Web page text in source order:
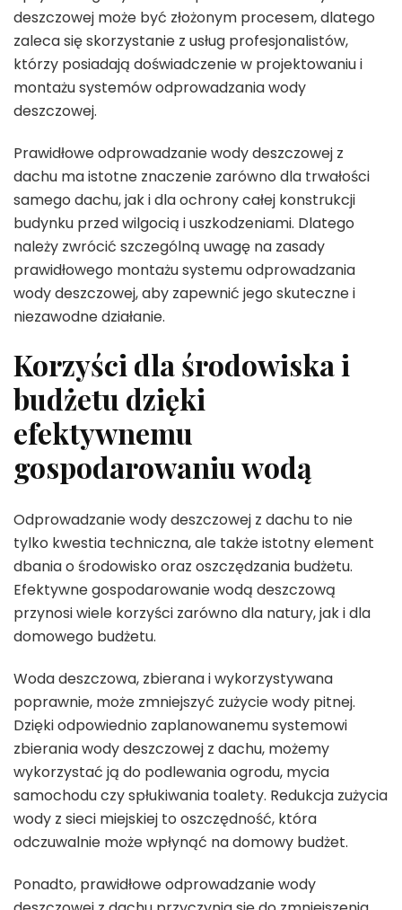
deszczowej może być złożonym procesem, dlatego
zaleca się skorzystanie z usług profesjonalistów,
którzy posiadają doświadczenie w projektowaniu i
montażu systemów odprowadzania wody
deszczowej.
Prawidłowe odprowadzanie wody deszczowej z
dachu ma istotne znaczenie zarówno dla trwałości
samego dachu, jak i dla ochrony całej konstrukcji
budynku przed wilgocią i uszkodzeniami. Dlatego
należy zwrócić szczególną uwagę na zasady
prawidłowego montażu systemu odprowadzania
wody deszczowej, aby zapewnić jego skuteczne i
niezawodne działanie.
Korzyści dla środowiska i
budżetu dzięki
efektywnemu
gospodarowaniu wodą
Odprowadzanie wody deszczowej z dachu to nie
tylko kwestia techniczna, ale także istotny element
dbania o środowisko oraz oszczędzania budżetu.
Efektywne gospodarowanie wodą deszczową
przynosi wiele korzyści zarówno dla natury, jak i dla
domowego budżetu.
Woda deszczowa, zbierana i wykorzystywana
poprawnie, może zmniejszyć zużycie wody pitnej.
Dzięki odpowiednio zaplanowanemu systemowi
zbierania wody deszczowej z dachu, możemy
wykorzystać ją do podlewania ogrodu, mycia
samochodu czy spłukiwania toalety. Redukcja zużycia
wody z sieci miejskiej to oszczędność, która
odczuwalnie może wpłynąć na domowy budżet.
Ponadto, prawidłowe odprowadzanie wody